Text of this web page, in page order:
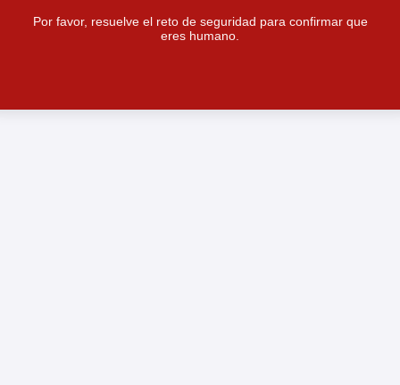
Por favor, resuelve el reto de seguridad para confirmar que
eres humano.